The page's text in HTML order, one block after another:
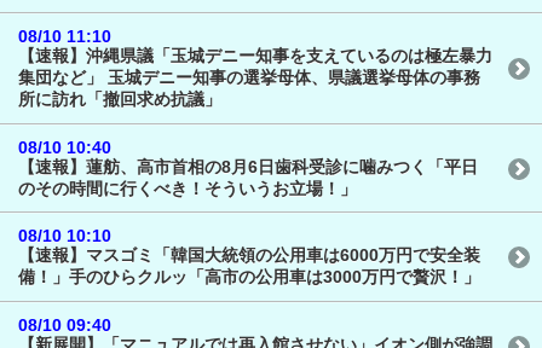
08/10 11:10
【速報】沖縄県議「玉城デニー知事を支えているのは極左暴力
集団など」 玉城デニー知事の選挙母体、県議選挙母体の事務
所に訪れ「撤回求め抗議」
08/10 10:40
【速報】蓮舫、高市首相の8月6日歯科受診に噛みつく「平日
のその時間に行くべき！そういうお立場！」
08/10 10:10
【速報】マスゴミ「韓国大統領の公用車は6000万円で安全装
備！」手のひらクルッ「高市の公用車は3000万円で贅沢！」
08/10 09:40